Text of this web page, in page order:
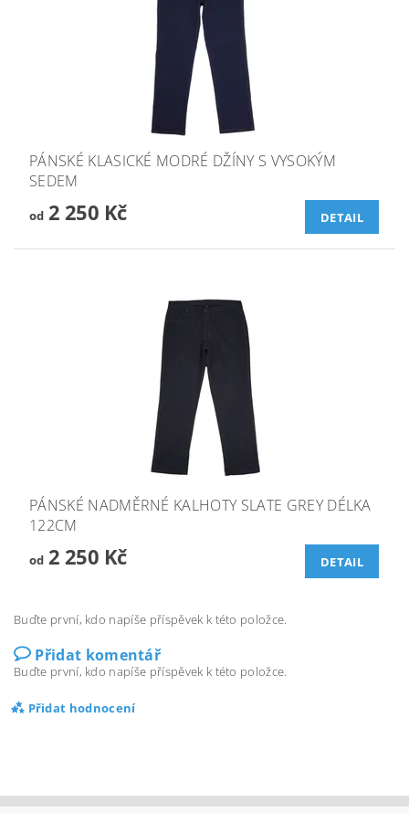
PÁNSKÉ KLASICKÉ MODRÉ DŽÍNY S VYSOKÝM
SEDEM
od2 250 Kč DETAIL
PÁNSKÉ NADMĚRNÉ KALHOTY SLATE GREY DÉLKA
122CM
od2 250 Kč DETAIL
Buďte první, kdo napíše příspěvek k této položce.
Přidat komentář
Buďte první, kdo napíše příspěvek k této položce.
Přidat hodnocení